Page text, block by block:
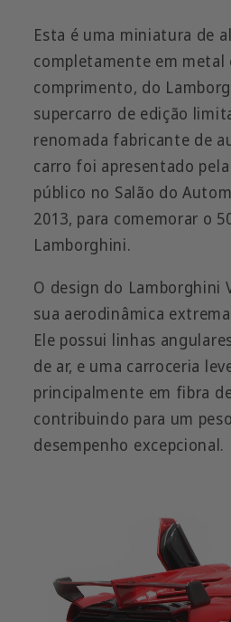
Esta é uma miniatura de
completamente em metal
comprimento, do
supercarro de edição
renomada fabricante de
carro foi apresentado
público no Salão do
2013, para comemorar o
Lamborghini.
O design do Lamborghini
sua aerodinâmica
Ele possui linhas
de ar, e uma carroceria
principalmente em fibra
contribuindo para um
desempenho excepcional.